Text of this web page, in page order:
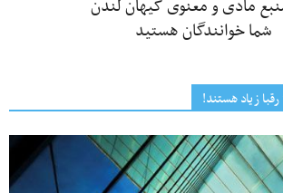
مادی و معنوی کیهان لندن
شما خوانندگان هستید
رقبا زیاد هستند!